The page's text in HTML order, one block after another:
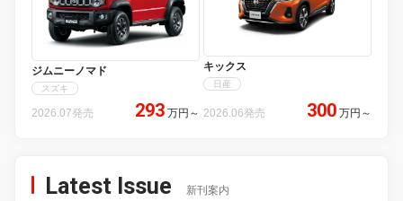
ジムニーノマド
スズキ
2026.07発売 293 万円 ～
キックス
日産
2026.06発売 300 万円 ～
Latest Issue 新刊案内